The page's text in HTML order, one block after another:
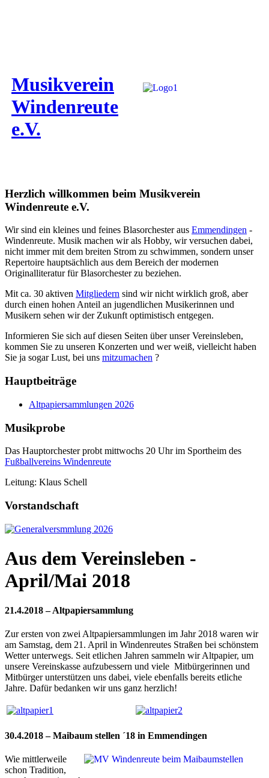
Musikverein
Windenreute
e.V.
Herzlich willkommen beim Musikverein
Windenreute e.V.
Wir sind ein kleines und feines Blasorchester aus Emmendingen -
Windenreute. Musik machen wir als Hobby, wir versuchen dabei,
nicht immer mit dem breiten Strom zu schwimmen, sondern unser
Repertoire hauptsächlich aus dem Bereich der modernen
Originalliteratur für Blasorchester zu beziehen.
Mit ca. 30 aktiven Mitgliedern sind wir nicht wirklich groß, aber
durch einen hohen Anteil an jugendlichen Musikerinnen und
Musikern sehen wir der Zukunft optimistisch entgegen.
Informieren Sie sich auf diesen Seiten über unser Vereinsleben,
kommen Sie zu unseren Konzerten und wer weiß, vielleicht haben
Sie ja sogar Lust, bei uns mitzumachen ?
Hauptbeiträge
Altpapiersammlungen 2026
Musikprobe
Das Hauptorchester probt mittwochs 20 Uhr im Sportheim des
Fußballvereins Windenreute
Leitung: Klaus Schell
Vorstandschaft
Aus dem Vereinsleben -
April/Mai 2018
21.4.2018 – Altpapiersammlung
Zur ersten von zwei Altpapiersammlungen im Jahr 2018 waren wir
am Samstag, dem 21. April in Windenreutes Straßen bei schönstem
Wetter unterwegs. Seit etlichen Jahren sammeln wir Altpapier, um
unsere Vereinskasse aufzubessern und viele Mitbürgerinnen und
Mitbürger unterstützen uns dabei, viele ebenfalls bereits etliche
Jahre. Dafür bedanken wir uns ganz herzlich!
30.4.2018 – Maibaum stellen ´18 in Emmendingen
Wie mittlerweile
schon Tradition,